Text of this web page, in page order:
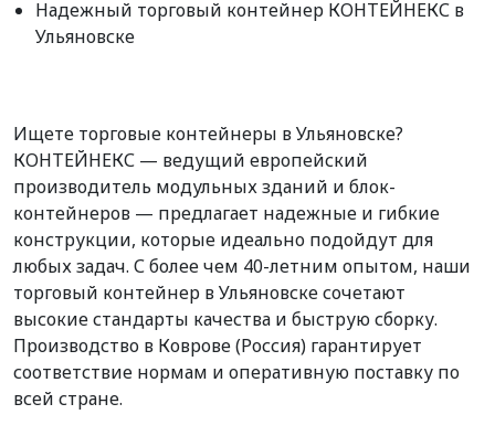
Надежный торговый контейнер КОНТЕЙНЕКС в
Ульяновске
Ищете торговые контейнеры в Ульяновске?
КОНТЕЙНЕКС — ведущий европейский
производитель модульных зданий и блок-
контейнеров — предлагает надежные и гибкие
конструкции, которые идеально подойдут для
любых задач. С более чем 40-летним опытом, наши
торговый контейнер в Ульяновске сочетают
высокие стандарты качества и быструю сборку.
Производство в Коврове (Россия) гарантирует
соответствие нормам и оперативную поставку по
всей стране.